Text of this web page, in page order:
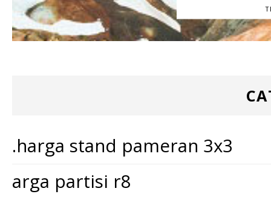
.harga stand pameran 3x3
arga partisi r8